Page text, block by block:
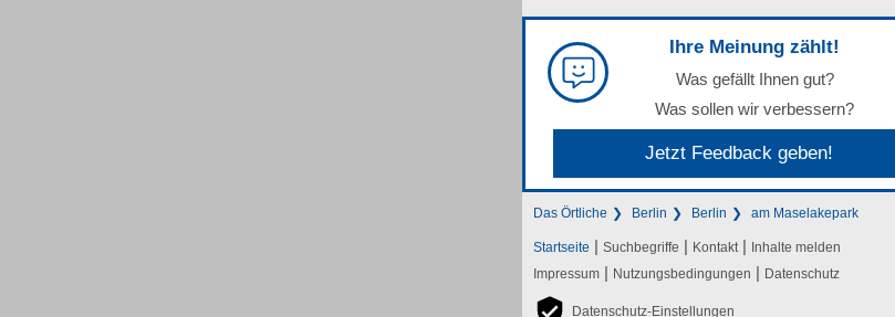
Ihre Meinung zählt!
Was gefällt Ihnen gut?
Was sollen wir verbessern?
Jetzt Feedback geben!
Das Örtliche Berlin Berlin am Maselakepark
Startseite | Suchbegriffe | Kontakt | Inhalte melden
Impressum | Nutzungsbedingungen | Datenschutz
Datenschutz-Einstellungen